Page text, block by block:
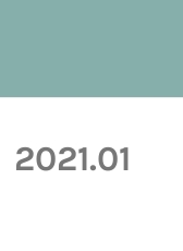
2021.01